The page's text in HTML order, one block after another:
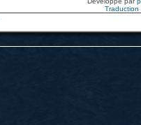
Traduction